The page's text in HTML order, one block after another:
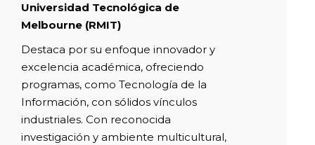
Universidad Tecnológica de
Melbourne (RMIT)
Destaca por su enfoque innovador y
excelencia académica, ofreciendo
programas, como Tecnología de la
Información, con sólidos vínculos
industriales. Con reconocida
investigación y ambiente multicultural,